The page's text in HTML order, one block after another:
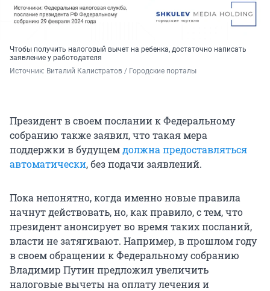
Чтобы получить налоговый вычет на ребенка, достаточно написать
заявление у работодателя
Источник: Виталий Калистратов / Городские порталы
Президент в своем послании к Федеральному
собранию также заявил, что такая мера
поддержки в будущемдолжна предоставляться
автоматически, без подачи заявлений.
Пока непонятно, когда именно новые правила
начнут действовать, но, как правило, с тем, что
президент анонсирует во время таких посланий,
власти не затягивают. Например, в прошлом году
в своем обращении к Федеральному собранию
Владимир Путин предложил увеличить
налоговые вычеты на оплату лечения и